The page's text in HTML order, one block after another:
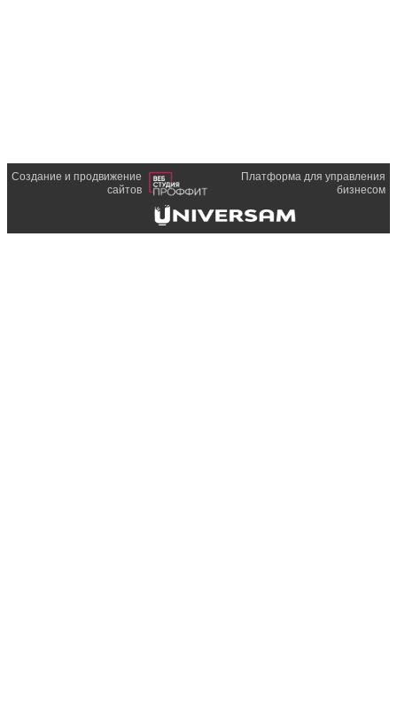
Создание и продвижение
сайтов
Платформа для управления
бизнесом